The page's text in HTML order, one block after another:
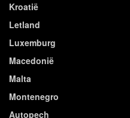
Kroatië
Letland
Luxemburg
Macedonië
Malta
Montenegro
Autopech